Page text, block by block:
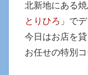
北新地にある
とりひろ 」で
今日はお店を
お任せの特別